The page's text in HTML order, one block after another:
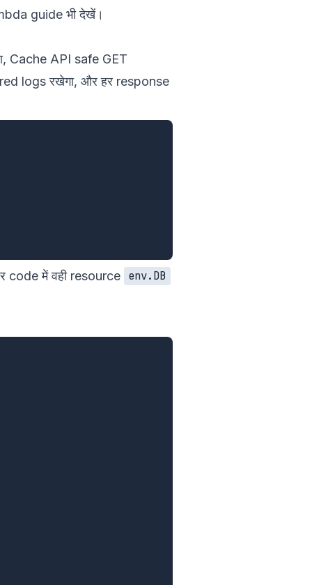
guide भी देखें।
Cache API safe GET
logs रखेगा, और हर response
code में वही resource env.DB